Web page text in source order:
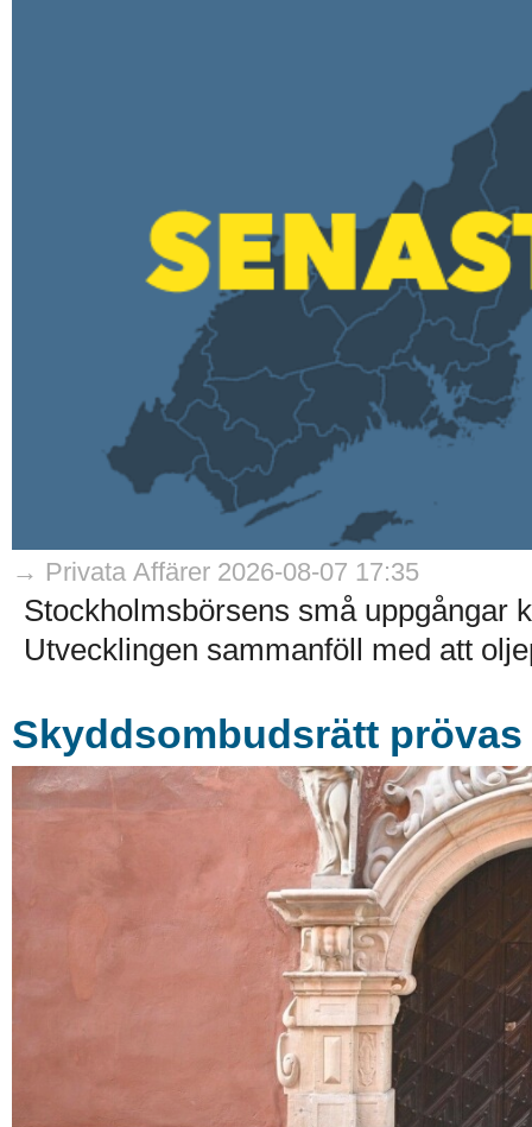
→ Privata Affärer 2026-08-07 17:35
Stockholmsbörsens små uppgångar
Utvecklingen sammanföll med att
Skyddsombudsrätt